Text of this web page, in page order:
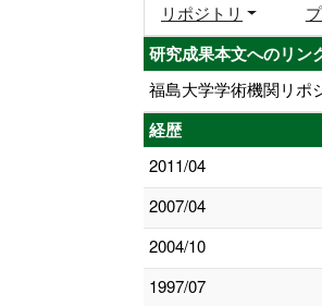
リポジトリ
研究成果本文へのリン
福島大学学術機関リポ
経歴
2011/04
2007/04
2004/10
1997/07